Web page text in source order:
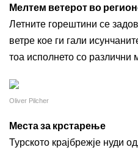
Мелтем ветерот во
Летните горештини се
ветре кое ги гали
тоа исполнето со различни
Oliver Pilcher
Места за крстарење
Турското крајбрежје нуди